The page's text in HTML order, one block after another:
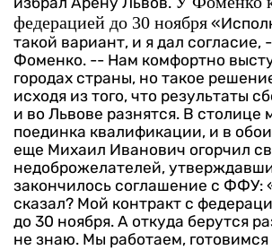
федерацией до 30 ноября
такой вариант, и я дал согласие,
Фоменко. -- Нам комфортно
городах страны, но такое
исходя из того, что результаты
и во Львове разнятся. В столице
поединка квалификации, и в
еще Михаил Иванович огорчил
недоброжелателей,
закончилось соглашение с ФФУ:
сказал? Мой контракт с
до 30 ноября. А откуда берутся
не знаю. Мы работаем,